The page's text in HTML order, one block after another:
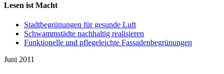
Lesen ist Macht
Stadtbegrünungen für gesunde Luft
Schwammstädte nachhaltig realisieren
Funktionelle und pflegeleichte Fassadenbegrünungen
Juni 2011